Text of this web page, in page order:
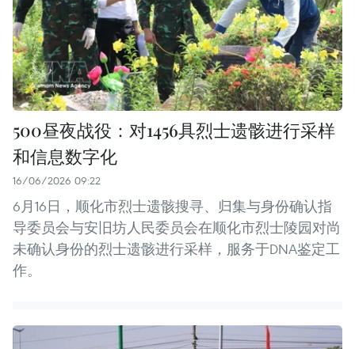
500昼夜战役：对1456具烈士遗骸进行采样
和信息数字化
16/06/2026 09:22
6月16日，顺化市烈士遗骸搜寻、归集与身份确认指
导委员会与安旧坊人民委员会在顺化市烈士陵园对尚
未确认身份的烈士遗骸进行采样，服务于DNA鉴定工
作。